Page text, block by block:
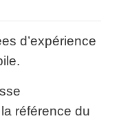
d’expérience
référence du